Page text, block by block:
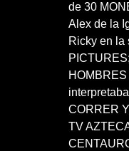
de 30
Alex de la
Ricky en la
CORRER
TV